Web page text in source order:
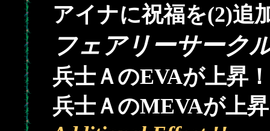
アイナに祝福を(2)追
フェアリーサーク
兵士ＡのEVAが上昇！
兵士ＡのMEVAが上